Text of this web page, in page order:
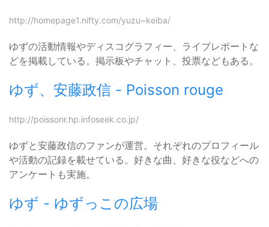
http://homepage1.nifty.com/yuzu~keiba/
ゆずの活動情報やディスコグラフィー、ライブレポートな
どを掲載している。掲示板やチャット、投票などもある。
ゆず、安藤政信 - Poisson rouge
http://poissonr.hp.infoseek.co.jp/
ゆずと安藤政信のファンが運営。それぞれのプロフィール
や活動の記録を載せている。好きな曲、好きな役などへの
アンケートも実施。
ゆず - ゆずっこの広場